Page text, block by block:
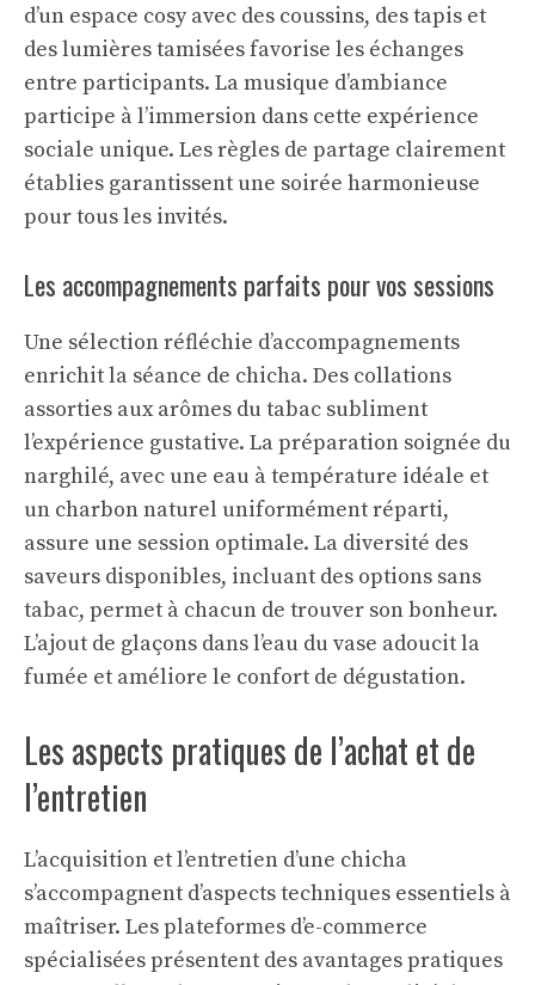
d’un espace cosy avec des coussins, des tapis et
des lumières tamisées favorise les échanges
entre participants. La musique d’ambiance
participe à l’immersion dans cette expérience
sociale unique. Les règles de partage clairement
établies garantissent une soirée harmonieuse
pour tous les invités.
Les accompagnements parfaits pour vos sessions
Une sélection réfléchie d’accompagnements
enrichit la séance de chicha. Des collations
assorties aux arômes du tabac subliment
l’expérience gustative. La préparation soignée du
narghilé, avec une eau à température idéale et
un charbon naturel uniformément réparti,
assure une session optimale. La diversité des
saveurs disponibles, incluant des options sans
tabac, permet à chacun de trouver son bonheur.
L’ajout de glaçons dans l’eau du vase adoucit la
fumée et améliore le confort de dégustation.
Les aspects pratiques de l’achat et de
l’entretien
L’acquisition et l’entretien d’une chicha
s’accompagnent d’aspects techniques essentiels à
maîtriser. Les plateformes d’e-commerce
spécialisées présentent des avantages pratiques